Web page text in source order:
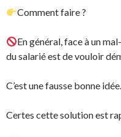
Comment faire ?
En général, face à un
du salarié est de vouloir
C’est une fausse bonne idée.
Certes cette solution est